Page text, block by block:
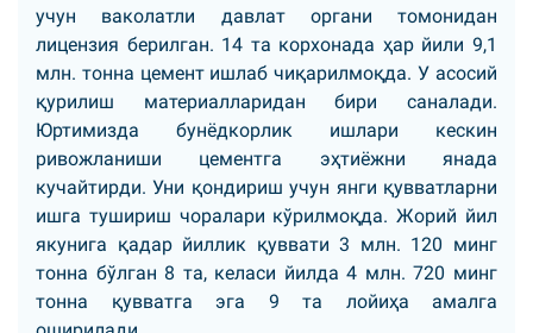
учун ваколатли давлат органи томонидан
лицензия берилган. 14 та корхонада ҳар йили 9,1
млн. тонна цемент ишлаб чиқарилмоқда. У асосий
қурилиш материалларидан бири саналади.
Юртимизда бунёдкорлик ишлари кескин
ривожланиши цементга эҳтиёжни янада
кучайтирди. Уни қондириш учун янги қувватларни
ишга тушириш чоралари кўрилмоқда. Жорий йил
якунига қадар йиллик қуввати 3 млн. 120 минг
тонна бўлган 8 та, келаси йилда 4 млн. 720 минг
тонна қувватга эга 9 та лойиҳа амалга